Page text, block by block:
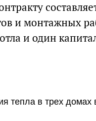
и монтажных
и один
тепла в трех домах